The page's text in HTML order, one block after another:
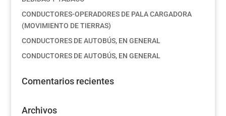
CONDUCTORES-OPERADORES DE PALA CARGADORA
(MOVIMIENTO DE TIERRAS)
CONDUCTORES DE AUTOBÚS, EN GENERAL
CONDUCTORES DE AUTOBÚS, EN GENERAL
Comentarios recientes
Archivos